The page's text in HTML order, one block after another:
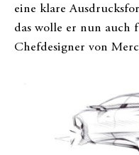
eine klare
das wolle er nun auch
Chefdesigner von